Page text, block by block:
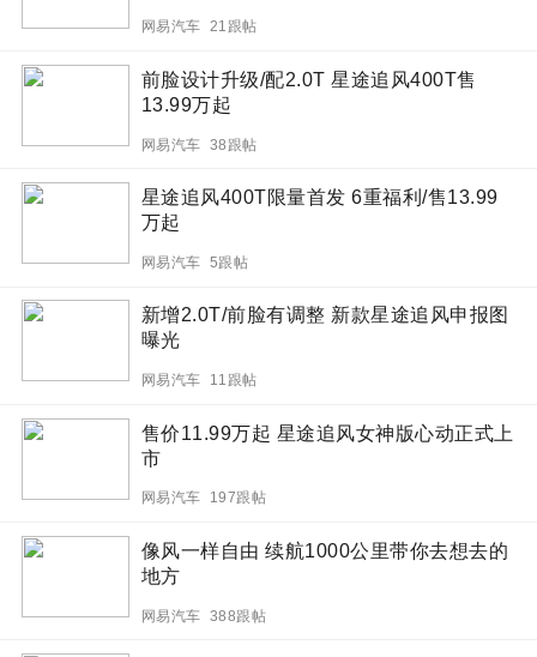
网易汽车 21跟帖
前脸设计升级/配2.0T 星途追风400T售
13.99万起
网易汽车 38跟帖
星途追风400T限量首发 6重福利/售13.99
万起
网易汽车 5跟帖
新增2.0T/前脸有调整 新款星途追风申报图
曝光
网易汽车 11跟帖
售价11.99万起 星途追风女神版心动正式上
市
网易汽车 197跟帖
像风一样自由 续航1000公里带你去想去的
地方
网易汽车 388跟帖